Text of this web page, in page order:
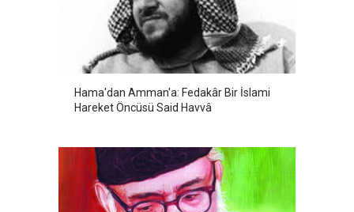
Hama'dan Amman'a: Fedakâr Bir İslami
Hareket Öncüsü Said Havvâ